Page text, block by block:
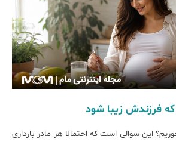
که فرزندش زیبا شود
این سوالی است که احتمالا هر مادر بارداری